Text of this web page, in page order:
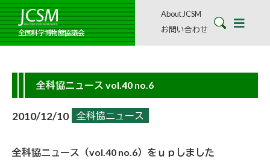
全国科学博物館協議会
About JCSM
お問い合わせ
全科協ニュース vol.40 no.6
2010/12/10 全科協ニュース
全科協ニュース（vol.40 no.6）をｕｐしました